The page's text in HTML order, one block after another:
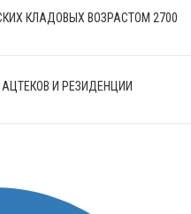
КЛАДОВЫХ ВОЗРАСТОМ 2700
И РЕЗИДЕНЦИИ